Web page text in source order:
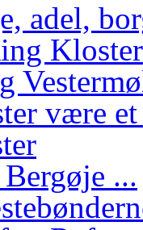
adel,
Kloster
være
...